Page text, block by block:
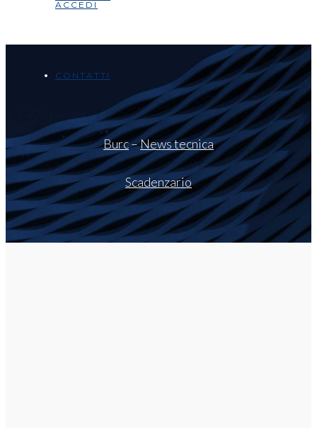
ACCEDI
CONTATTI
Burc–News tecnica
Scadenzario